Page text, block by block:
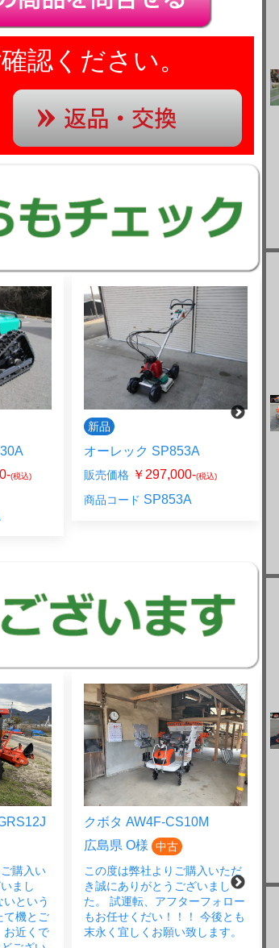
認ください。
(税込)
新品
オーレック SP853A
販売価格 ￥297,000-(税込)
商品コード SP853A
購入い
まし
という
て機とご
お近くで
クボタ AW4F-CS10M
広島県 O様
中古
この度は弊社よりご購入いただ
き誠にありがとうございまし
た。 試運転、アフターフォロー
もお任せくだい！！！ 今後とも
末永く宜しくお願い致します。